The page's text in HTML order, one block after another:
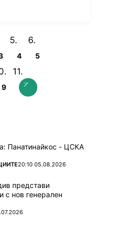
4 5
9
Панатинайкос - ЦСКА
20:10 05.08.2026
представи
с нов генерален